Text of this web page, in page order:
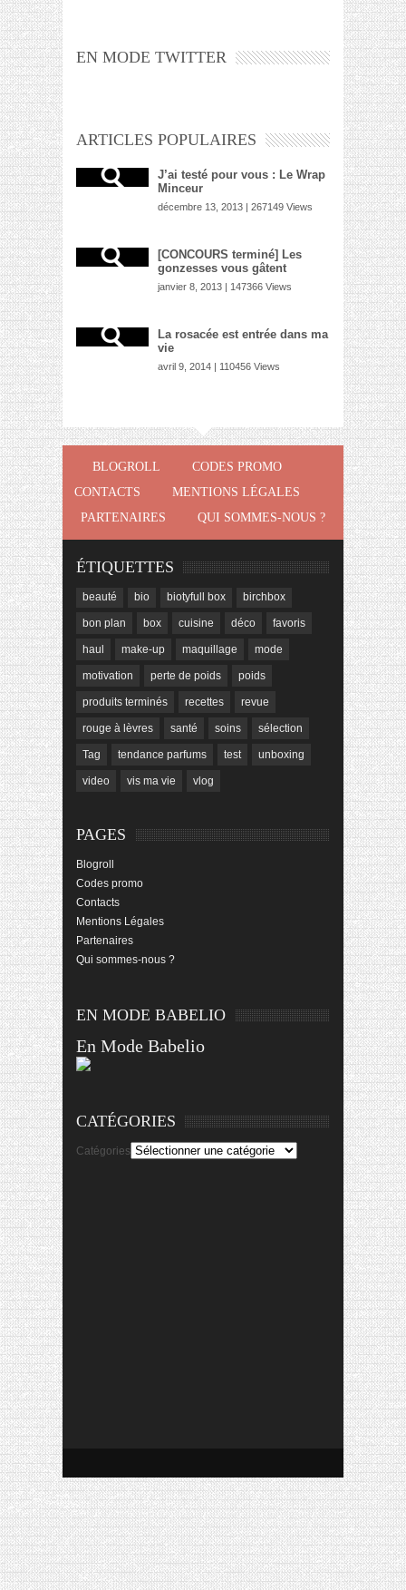
EN MODE TWITTER
ARTICLES POPULAIRES
J’ai testé pour vous : Le Wrap
Minceur
décembre 13, 2013 | 267149 Views
[CONCOURS terminé] Les
gonzesses vous gâtent
janvier 8, 2013 | 147366 Views
La rosacée est entrée dans ma
vie
avril 9, 2014 | 110456 Views
BLOGROLL
CODES PROMO
CONTACTS
MENTIONS LÉGALES
PARTENAIRES
QUI SOMMES-NOUS ?
ÉTIQUETTES
beauté bio biotyfull box birchbox
bon plan box cuisine déco favoris
haul make-up maquillage mode
motivation perte de poids poids
produits terminés recettes revue
rouge à lèvres santé soins sélection
Tag tendance parfums test unboxing
video vis ma vie vlog
PAGES
Blogroll
Codes promo
Contacts
Mentions Légales
Partenaires
Qui sommes-nous ?
EN MODE BABELIO
En Mode Babelio
CATÉGORIES
Catégories